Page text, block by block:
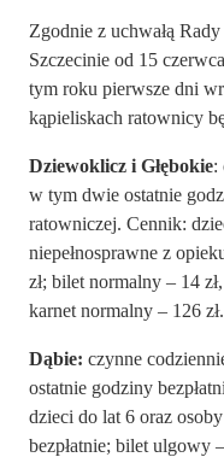
Zgodnie z uchwałą
Szczecinie od 15
tym roku pierwsze dni
kąpieliskach ratownicy
Dziewoklicz i Głębokie:
w tym dwie ostatnie
ratowniczej. Cennik:
niepełnosprawne z
zł; bilet normalny – 14
karnet normalny – 126 zł.
Dąbie: czynne
ostatnie godziny
dzieci do lat 6 oraz
bezpłatnie; bilet ulgowy